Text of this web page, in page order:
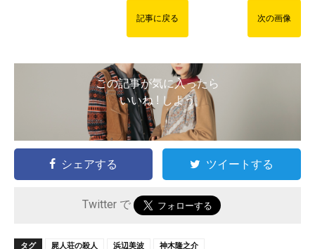
記事に戻る 次の画像
この記事が気に入ったら
いいね ! しよう
シェアする ツイートする
Twitter で
タグ 屍人荘の殺人 浜辺美波 神木隆之介